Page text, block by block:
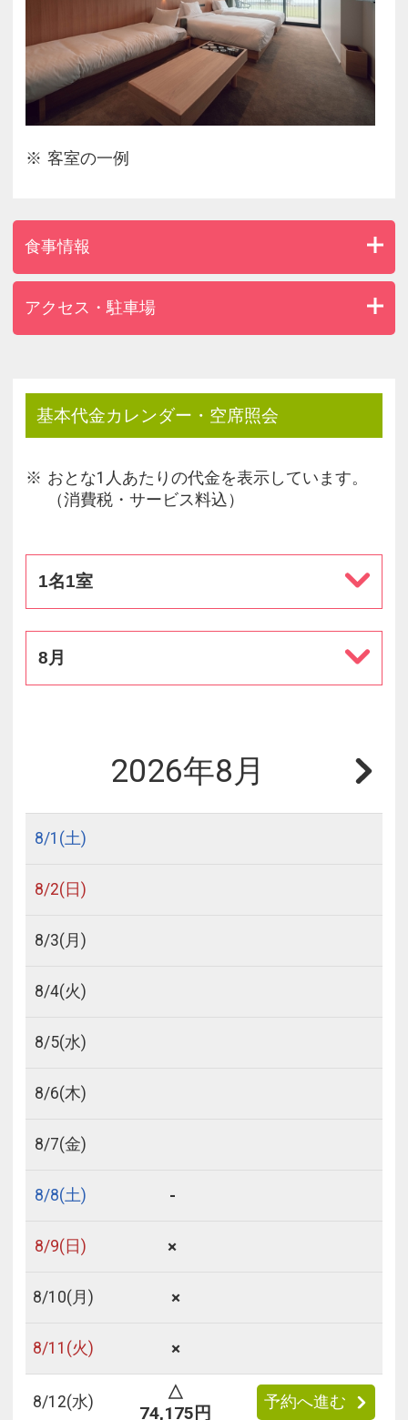
※テイクアウト可能
また、各時間ごとに席数に限りがございます。
満席の場合、ご案内致しかねます、予めご了承くだ
さいませ。
《注意点》
を定めております。
幼児（食事・寝具なし）のお子様は、ソファーベッ
ド除く1ベッドに最大1名まで。
定員以上のご予約の受け入れはいたしかねますので
予めご了承くださいませ。
客室の一例
食事情報
アクセス・駐車場
基本代金カレンダー・空席照会
おとな1人あたりの代金を表示しています。
（消費税・サービス料込）
1名1室
8月
2026年8月
8/1 (土)
8/2(日)
8/3(月)
8/4(火)
8/5(水)
8/6(木)
8/7(金)
8/8(土) -
8/9(日) ×
8/10(月) ×
8/11 (火) ×
8/12(水)
△
74,175円
予約へ進む